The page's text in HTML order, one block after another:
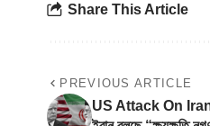
Share This Article
PREVIOUS ARTICLE
US Attack On Iran :